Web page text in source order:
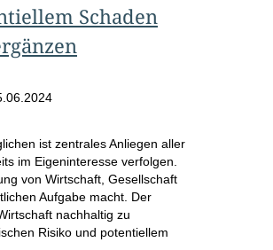
Schaden
ist zentrales Anliegen aller
im Eigeninteresse verfolgen.
von Wirtschaft, Gesellschaft
Aufgabe macht. Der
nachhaltig zu
Risiko und potentiellem